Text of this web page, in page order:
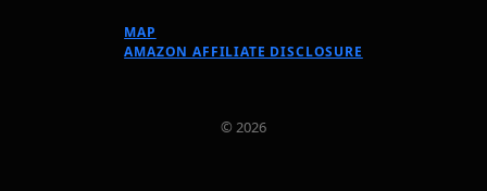
MAP
AMAZON AFFILIATE DISCLOSURE
© 2026